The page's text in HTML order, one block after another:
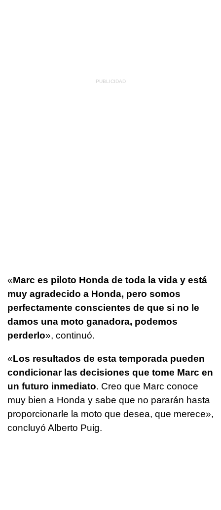
«Marc es piloto Honda de toda la vida y está
muy agradecido a Honda, pero somos
perfectamente conscientes de que si no le
damos una moto ganadora, podemos
perderlo», continuó.
«Los resultados de esta temporada pueden
condicionar las decisiones que tome Marc en
un futuro inmediato. Creo que Marc conoce
muy bien a Honda y sabe que no pararán hasta
proporcionarle la moto que desea, que merece»,
concluyó Alberto Puig.